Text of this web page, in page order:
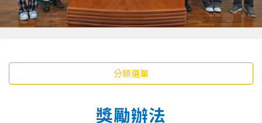
分類選單
獎勵辦法